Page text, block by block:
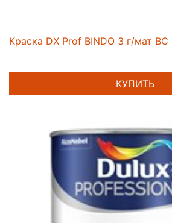
Краска DX Prof BINDO 3 г/мат BC
КУПИТЬ